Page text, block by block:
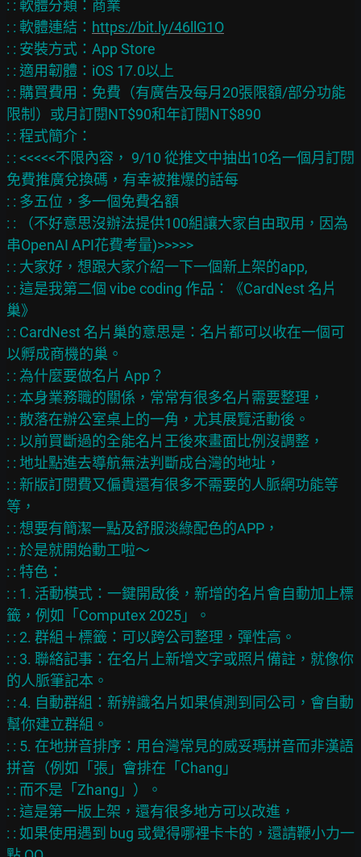
: : 軟體分類：商業
: : 軟體連結： https://bit.ly/46llG1O
: : 安裝方式：App Store
: : 適用韌體：iOS 17.0以上
: : 購買費用：免費（有廣告及每月20張限額/部分功能
限制）或月訂閱NT$90和年訂閱NT$890
: : 程式簡介：
: : <<<<<不限內容， 9/10 從推文中抽出10名一個月訂閱
免費推廣兌換碼，有幸被推爆的話每
: : 多五位，多一個免費名額
: : （不好意思沒辦法提供100組讓大家自由取用，因為
串OpenAI API花費考量)>>>>>
: : 大家好，想跟大家介紹一下一個新上架的app,
: : 這是我第二個 vibe coding 作品：《CardNest 名片
巢》
: : CardNest 名片巢的意思是：名片都可以收在一個可
以孵成商機的巢。
: : 為什麼要做名片 App？
: : 本身業務職的關係，常常有很多名片需要整理，
: : 散落在辦公室桌上的一角，尤其展覽活動後。
: : 以前買斷過的全能名片王後來畫面比例沒調整，
: : 地址點進去導航無法判斷成台灣的地址，
: : 新版訂閱費又偏貴還有很多不需要的人脈網功能等
等，
: : 想要有簡潔一點及舒服淡綠配色的APP，
: : 於是就開始動工啦～
: : 特色：
: : 1. 活動模式：一鍵開啟後，新增的名片會自動加上標
籤，例如「Computex 2025」。
: : 2. 群組＋標籤：可以跨公司整理，彈性高。
: : 3. 聯絡記事：在名片上新增文字或照片備註，就像你
的人脈筆記本。
: : 4. 自動群組：新辨識名片如果偵測到同公司，會自動
幫你建立群組。
: : 5. 在地拼音排序：用台灣常見的威妥瑪拼音而非漢語
拼音（例如「張」會排在「Chang」
: : 而不是「Zhang」）。
: : 這是第一版上架，還有很多地方可以改進，
: : 如果使用遇到 bug 或覺得哪裡卡卡的，還請鞭小力一